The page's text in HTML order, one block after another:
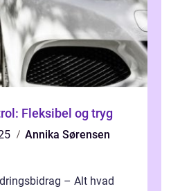
Fleksibel og tryg
Annika Sørensen
– Alt hvad